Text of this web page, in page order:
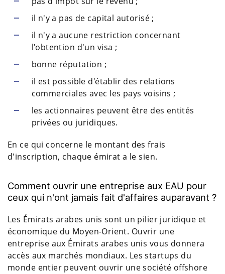
il n'y a pas de capital autorisé ;
il n'y a aucune restriction concernant
l'obtention d'un visa ;
bonne réputation ;
il est possible d'établir des relations
commerciales avec les pays voisins ;
les actionnaires peuvent être des entités
privées ou juridiques.
En ce qui concerne le montant des frais
d'inscription, chaque émirat a le sien.
Comment ouvrir une entreprise aux EAU pour
ceux qui n'ont jamais fait d'affaires auparavant ?
Les Émirats arabes unis sont un pilier juridique et
économique du Moyen-Orient. Ouvrir une
entreprise aux Émirats arabes unis vous donnera
accès aux marchés mondiaux. Les startups du
monde entier peuvent ouvrir une société offshore